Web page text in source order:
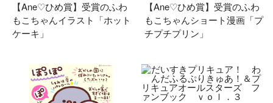
【Ane♡ひめ賞】受賞のふわ
もこちゃんイラスト「ホット
ケーキ」
【Ane♡ひめ賞】受賞のふわ
もこちゃんショート漫画「プ
チプチプリン」